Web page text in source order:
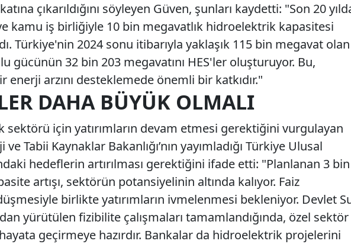
çıkarıldığını söyleyen Güven, şunları kaydetti: "Son 20
kamu iş birliğiyle 10 bin megavatlık hidroelektrik kapasitesi
Türkiye'nin 2024 sonu itibarıyla yaklaşık 115 bin megavat olan
gücünün 32 bin 203 megavatını HES'ler oluşturuyor. Bu,
enerji arzını desteklemede önemli bir katkıdır."
DAHA BÜYÜK OLMALI
sektörü için yatırımların devam etmesi gerektiğini vurgulayan
ve Tabii Kaynaklar Bakanlığı’nın yayımladığı Türkiye Ulusal
hedeflerin artırılması gerektiğini ifade etti: "Planlanan 3 bin
artışı, sektörün potansiyelinin altında kalıyor. Faiz
birlikte yatırımların ivmelenmesi bekleniyor. Devlet
yürütülen fizibilite çalışmaları tamamlandığında, özel sektör
geçirmeye hazırdır. Bankalar da hidroelektrik projelerini